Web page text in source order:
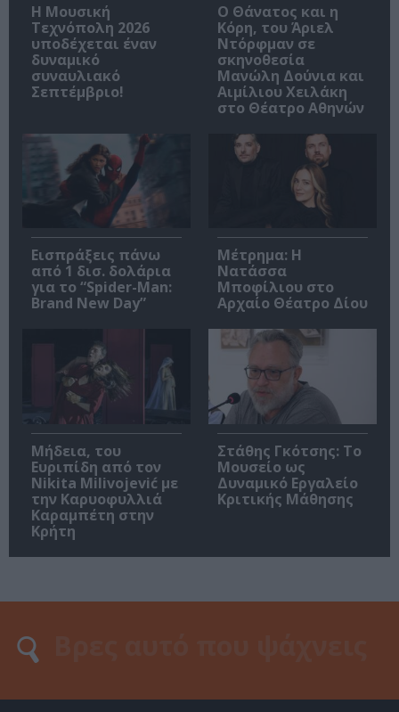
Η Μουσική
Τεχνόπολη 2026
υποδέχεται έναν
δυναμικό
συναυλιακό
Σεπτέμβριο!
Ο Θάνατος και η
Κόρη, του Άριελ
Ντόρφμαν σε
σκηνοθεσία
Μανώλη Δούνια και
Αιμίλιου Χειλάκη
στο Θέατρο Αθηνών
Εισπράξεις πάνω
από 1 δισ. δολάρια
για το “Spider-Man:
Brand New Day”
Μέτρημα: Η
Νατάσσα
Μποφίλιου στο
Αρχαίο Θέατρο Δίου
Μήδεια, του
Ευριπίδη από τον
Nikita Milivojević με
την Καρυοφυλλιά
Καραμπέτη στην
Κρήτη
Στάθης Γκότσης: Το
Μουσείο ως
Δυναμικό Εργαλείο
Κριτικής Μάθησης